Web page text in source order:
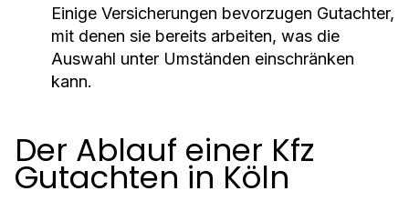
Einige Versicherungen bevorzugen Gutachter,
mit denen sie bereits arbeiten, was die
Auswahl unter Umständen einschränken
kann.
Der Ablauf einer Kfz
Gutachten in Köln